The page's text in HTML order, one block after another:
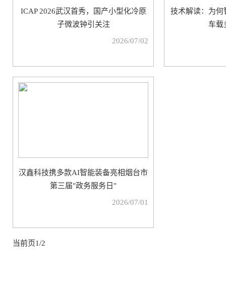
ICAP 2026武汉首秀，国产小型化冷原
子微波钟引关注
2026/07/02
技术解读：为何
车载
汉鑫科技携多款AI智能装备亮相烟台市
第三届"政务服务日"
2026/07/01
当前页1/2